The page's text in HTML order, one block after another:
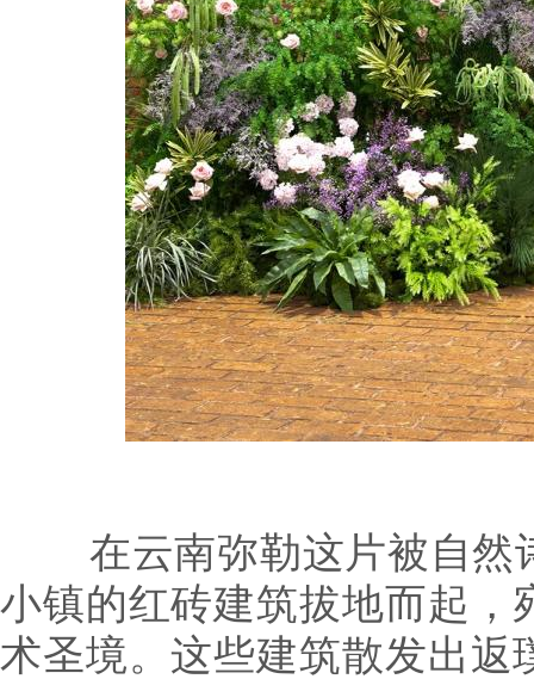
在云南弥勒这片被自然
小镇的红砖建筑拔地而起，
术圣境。这些建筑散发出返